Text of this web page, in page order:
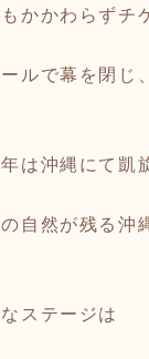
かかわらずチ
ルで幕を閉じ
は沖縄にて凱
自然が残る沖
ステージは